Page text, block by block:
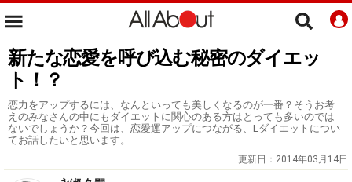
新たな恋愛を呼び込む秘密のダイエッ
ト！？
恋力をアップするには、なんといっても美しくなるのが一番？そうお考
えのみなさんの中にもダイエットに関心のある方はとっても多いのでは
ないでしょうか？今回は、恋愛運アップにつながる、Lダイエットについ
てお話したいと思います。
更新日： 2014年03月14日